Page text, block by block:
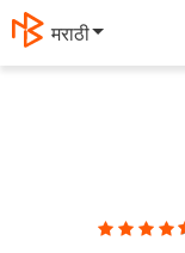
தமிழ்